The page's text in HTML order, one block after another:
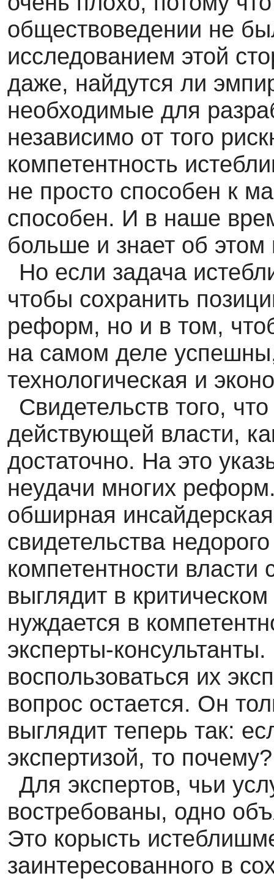
обществоведении не
исследованием этой
даже, найдутся ли
необходимые для
независимо от того
компетентность
не просто способен к
способен. И в наше
больше и знает об
Но если задача
чтобы сохранить
реформ, но и в том,
на самом деле
технологическая и
Свидетельств того,
действующей власти,
достаточно. На это
неудачи многих
обширная
свидетельства
компетентности власти
выглядит в
нуждается в
эксперты-
воспользоваться их
вопрос остается. Он
выглядит теперь так:
экспертизой, то почему?
Для экспертов, чьи
востребованы, одно
Это корысть
заинтересованного в